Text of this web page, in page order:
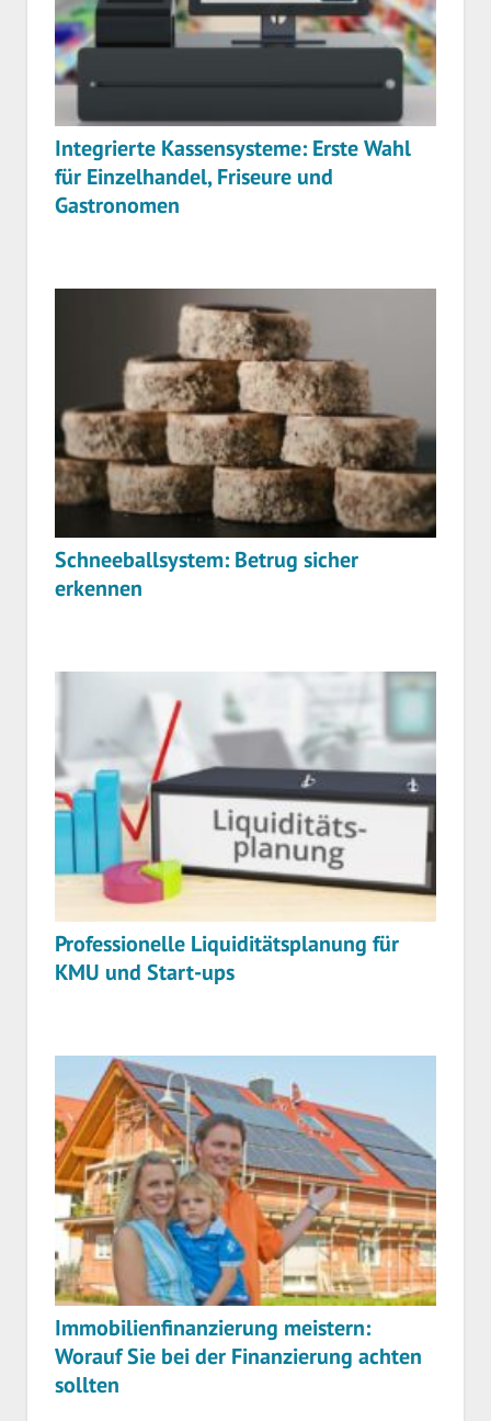
Integrierte Kassensysteme: Erste Wahl
für Einzelhandel, Friseure und
Gastronomen
Schneeballsystem: Betrug sicher
erkennen
Professionelle Liquiditätsplanung für
KMU und Start-ups
Immobilienfinanzierung meistern:
Worauf Sie bei der Finanzierung achten
sollten